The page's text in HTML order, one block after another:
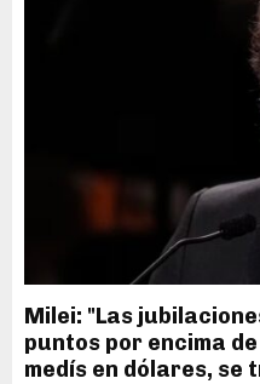
Milei: "Las
puntos por encima
medís en dólares, se